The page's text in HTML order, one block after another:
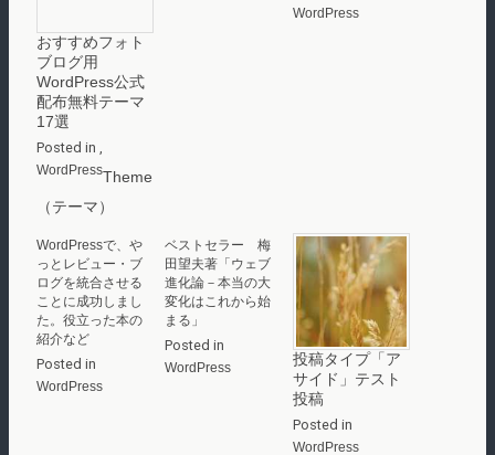
おすすめフォト
ブログ用
WordPress公式
配布無料テーマ
17選
Posted in
WordPress
,
Theme
（テーマ）
WordPress
WordPressで、や
っとレビュー・ブ
ログを統合させる
ことに成功しまし
た。役立った本の
紹介など
Posted in
WordPress
ベストセラー 梅
田望夫著「ウェブ
進化論－本当の大
変化はこれから始
まる」
Posted in
WordPress
投稿タイプ「ア
サイド」テスト
投稿
Posted in
WordPress